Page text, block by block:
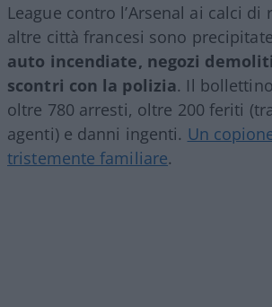
League contro l’Arsenal ai calci di
altre città francesi sono
auto incendiate, negozi
scontri con la polizia. Il
oltre 780 arresti, oltre 200 feriti
agenti) e danni ingenti. Un
tristemente familiare.